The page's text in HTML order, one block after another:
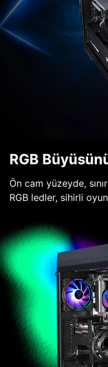
RGB
Ön cam yüzeyde,
RGB ledler, sihirli